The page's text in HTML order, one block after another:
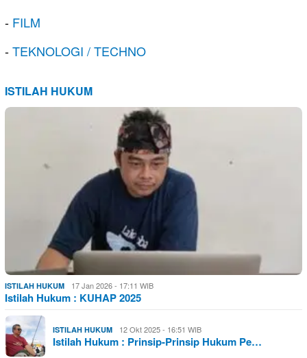
- FILM
-TEKNOLOGI / TECHNO
ISTILAH HUKUM
ISTILAH HUKUM 17 Jan 2026 - 17:11 WIB
Istilah Hukum : KUHAP 2025
ISTILAH HUKUM 12 Okt 2025 - 16:51 WIB
Istilah Hukum : Prinsip-Prinsip Hukum Pe…